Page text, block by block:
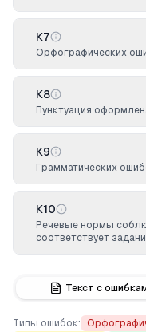
Текст с
Типы ошибок:
К7
Орфографических
К8
Пунктуация
К9
Грамматических
К10
Речевые нормы
соответствует